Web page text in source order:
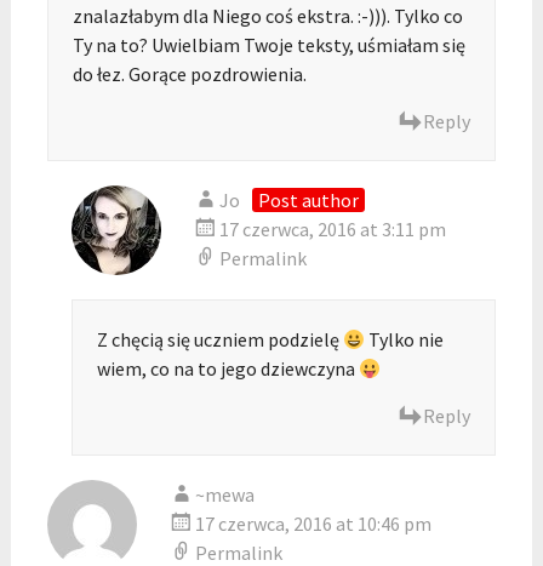
znalazłabym dla Niego coś ekstra. :-))). Tylko co
Ty na to? Uwielbiam Twoje teksty, uśmiałam się
do łez. Gorące pozdrowienia.
Reply
Jo
Post author
17 czerwca, 2016 at 3:11 pm
Permalink
Z chęcią się uczniem podzielę
Tylko nie
wiem, co na to jego dziewczyna
Reply
~mewa
17 czerwca, 2016 at 10:46 pm
Permalink